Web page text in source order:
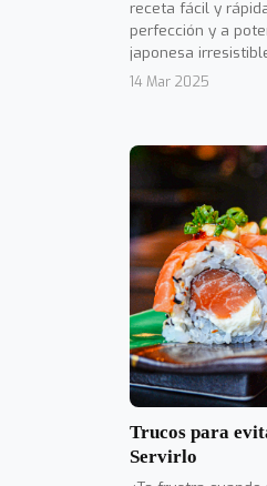
receta fácil y
perfección y a
japonesa
14 Mar 2025
Trucos para
Servirlo